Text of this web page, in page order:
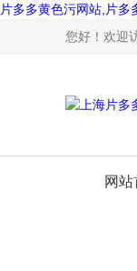
片多多黄色污网站,片多
您好！欢
网